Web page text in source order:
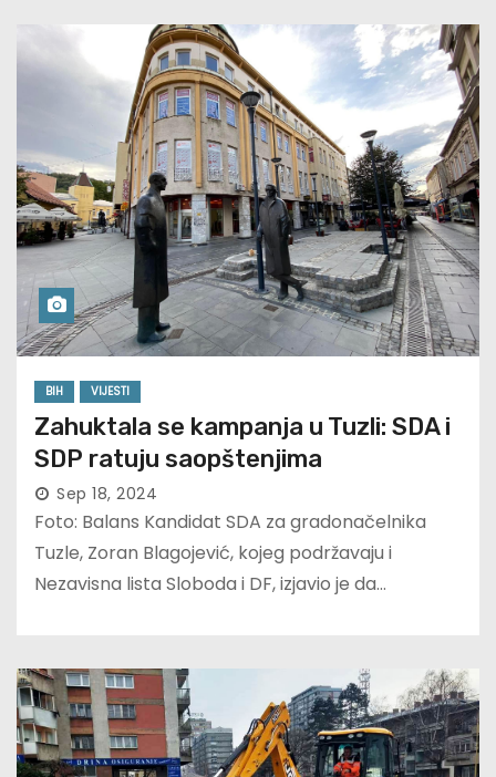
BIH VIJESTI
Zahuktala se kampanja u Tuzli: SDA i
SDP ratuju saopštenjima
Sep 18, 2024
Foto: Balans Kandidat SDA za gradonačelnika
Tuzle, Zoran Blagojević, kojeg podržavaju i
Nezavisna lista Sloboda i DF, izjavio je da…